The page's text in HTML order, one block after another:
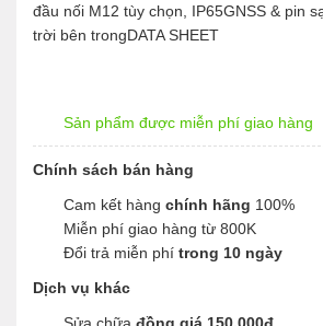
đầu nối M12 tùy chọn, IP65GNSS & pin
trời bên trongDATA SHEET
Sản phẩm được miễn phí giao hàng
Chính sách bán hàng
Cam kết hàng chính hãng 100%
Miễn phí giao hàng từ 800K
Đổi trả miễn phí trong 10 ngày
Dịch vụ khác